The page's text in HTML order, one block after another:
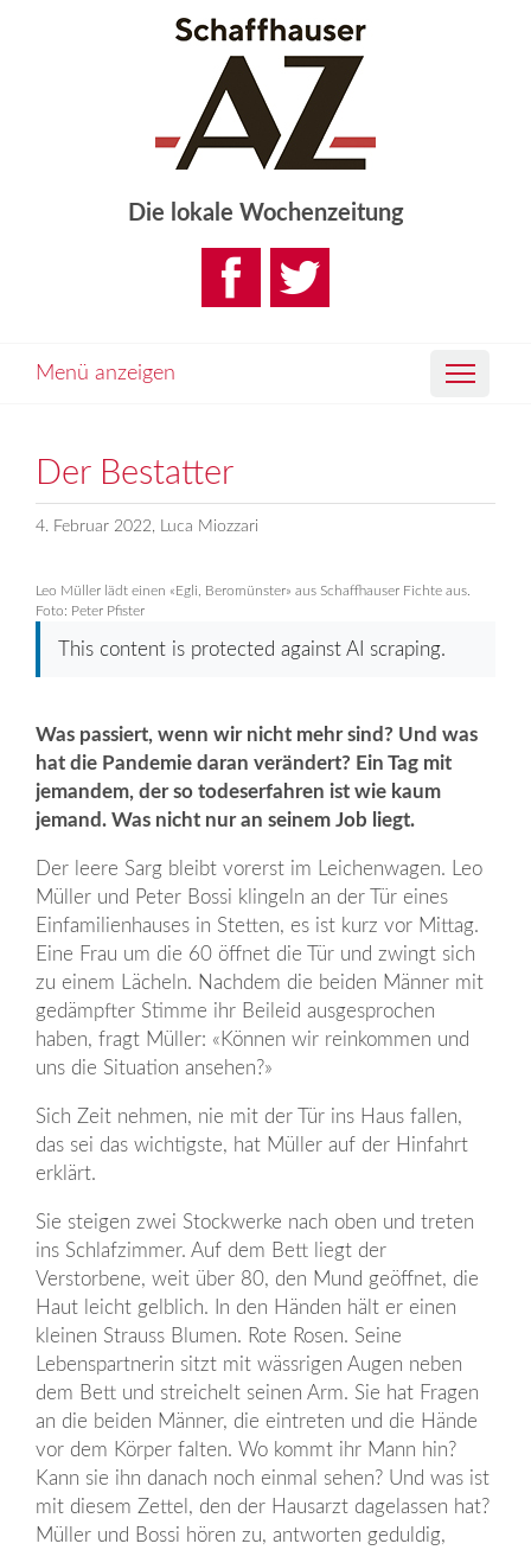
Die lokale Wochenzeitung
Menü anzeigen
Der Bestatter
4. Februar 2022, Luca Miozzari
Leo Müller lädt einen «Egli, Beromünster» aus Schaffhauser Fichte aus.
Foto: Peter Pfister
This content is protected against AI scraping.
Was passiert, wenn wir nicht mehr sind? Und was
hat die Pandemie daran verändert? Ein Tag mit
jemandem, der so todeserfahren ist wie kaum
jemand. Was nicht nur an seinem Job liegt.
Der leere Sarg bleibt vorerst im Leichenwagen. Leo
Müller und Peter Bossi klingeln an der Tür eines
Einfamilienhauses in Stetten, es ist kurz vor Mittag.
Eine Frau um die 60 öffnet die Tür und zwingt sich
zu einem Lächeln. Nachdem die beiden Männer mit
gedämpfter Stimme ihr Beileid ausgesprochen
haben, fragt Müller: «Können wir reinkommen und
uns die Situation ansehen?»
Sich Zeit nehmen, nie mit der Tür ins Haus fallen,
das sei das wichtigste, hat Müller auf der Hinfahrt
erklärt.
Sie steigen zwei Stockwerke nach oben und treten
ins Schlafzimmer. Auf dem Bett liegt der
Verstorbene, weit über 80, den Mund geöffnet, die
Haut leicht gelblich. In den Händen hält er einen
kleinen Strauss Blumen. Rote Rosen. Seine
Lebenspartnerin sitzt mit wässrigen Augen neben
dem Bett und streichelt seinen Arm. Sie hat Fragen
an die beiden Männer, die eintreten und die Hände
vor dem Körper falten. Wo kommt ihr Mann hin?
Kann sie ihn danach noch einmal sehen? Und was ist
mit diesem Zettel, den der Hausarzt dagelassen hat?
Müller und Bossi hören zu, antworten geduldig,